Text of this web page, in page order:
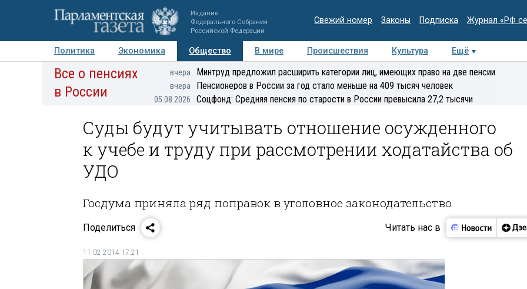
Издание
Федерального Собрания
Российской Федерации
Свежий номер Законы Подписка Журнал «РФ
Политика Экономика Общество В мире Происшествия Культура
Ещё
Авторы Персоны Мнения Регионы Медиацентр Интервью Колумнисты
Все о пенсиях
в России
вчера Минтруд предложил расширить категории лиц, имеющих право на две пенсии
вчера Пенсионеров в России за год стало меньше на 409 тысяч человек
05.08.2026 Соцфонд: Средняя пенсия по старости в России превысила 27,2 тысячи
Суды будут учитывать отношение осужденного
к учебе и труду при рассмотрении ходатайства об
УДО
Госдума приняла ряд поправок в уголовное законодательство
Поделиться Читать нас в
11.02.2014 17:21